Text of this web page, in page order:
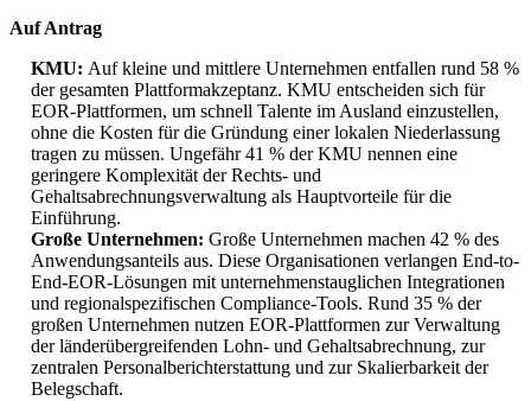
Auf Antrag
KMU: Auf kleine und mittlere Unternehmen entfallen rund 58 %
der gesamten Plattformakzeptanz. KMU entscheiden sich für
EOR-Plattformen, um schnell Talente im Ausland einzustellen,
ohne die Kosten für die Gründung einer lokalen Niederlassung
tragen zu müssen. Ungefähr 41 % der KMU nennen eine
geringere Komplexität der Rechts- und
Gehaltsabrechnungsverwaltung als Hauptvorteile für die
Einführung.
Große Unternehmen: Große Unternehmen machen 42 % des
Anwendungsanteils aus. Diese Organisationen verlangen End-to-
End-EOR-Lösungen mit unternehmenstauglichen Integrationen
und regionalspezifischen Compliance-Tools. Rund 35 % der
großen Unternehmen nutzen EOR-Plattformen zur Verwaltung
der länderübergreifenden Lohn- und Gehaltsabrechnung, zur
zentralen Personalberichterstattung und zur Skalierbarkeit der
Belegschaft.